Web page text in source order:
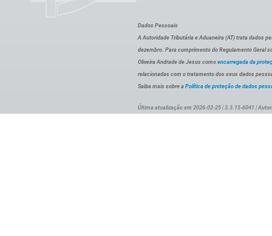
Dados Pessoais
A Autoridade Tributária e Aduaneira (AT) trata dados
dezembro. Para cumprimento do Regulamento Geral
Oliveira Andrade de Jesus como encarregada da
relacionadas com o tratamento dos seus dados
Saiba mais sobre a Política de proteção de dados
Última atualização em 2026-02-25 | 3.3.15-6041 |